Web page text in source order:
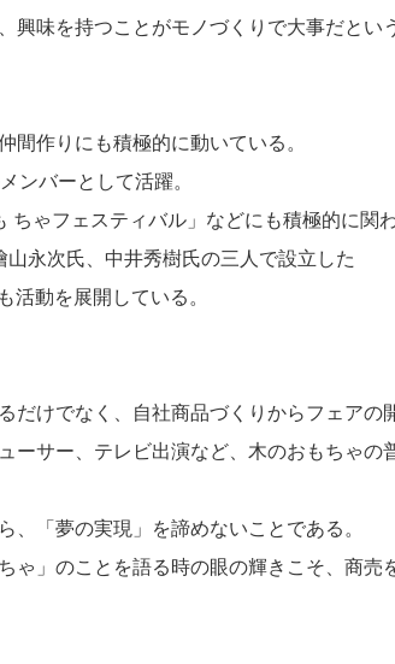
興味を持つことがモノづくりで大事だとい
間作りにも積極的に動いている。
ンバーとして活躍。
ちゃフェスティバル」などにも積極的に関
永次氏、中井秀樹氏の三人で設立した
活動を展開している。
だけでなく、自社商品づくりからフェアの
ーサー、テレビ出演など、木のおもちゃの
、「夢の実現」を諦めないことである。
ゃ」のことを語る時の眼の輝きこそ、商売